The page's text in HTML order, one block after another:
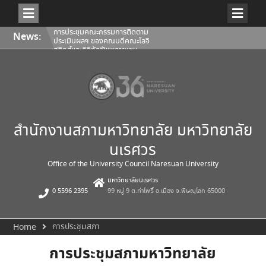
Skip
content
News: การประชุมคณะกรรมการติดตาม
ประเมินผลฯ ของคณบดีคณะโลจิ
สติกส์และดิจิทัลซัพพลายเชน
ครั้งที่ 350 (8/2569) วันเสาร์ที่ 1
สิงหาคม 2569
การประชุมคณะกรรมการติดตาม
ประเมินผลฯ ของคณบดีคณะ
สำนักงานสภามหาวิทยาลัย มหาวิทยาลัย
นเรศวร
Office of the University Council Naresuan University
0 5596 2395
มหาวิทยาลัยนเรศวร
99 หมู่ 9 ต.ท่าโพธิ์ อ.เมือง จ.พิษณุโลก 65000
Home การประชุมสภา
การประชุมสภามหาวิทยาลัย